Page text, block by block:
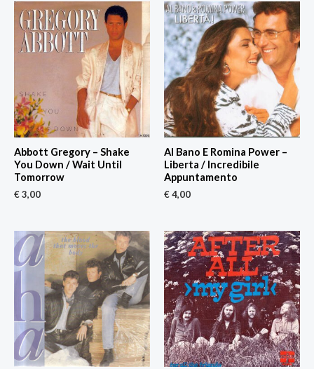
Abbott Gregory – Shake
You Down / Wait Until
Tomorrow
€3,00
Al Bano E Romina Power –
Liberta / Incredibile
Appuntamento
€4,00